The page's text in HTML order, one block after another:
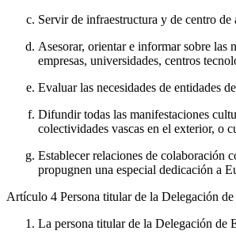
Servir de infraestructura y de centro
Asesorar, orientar e informar sobre las
empresas, universidades, centros
Evaluar las necesidades de entidades
Difundir todas las manifestaciones
colectividades vascas en el exterior, o
Establecer relaciones de colaboración
propugnen una especial dedicación a
Artículo 4 Persona titular de la Delegación
La persona titular de la Delegación de